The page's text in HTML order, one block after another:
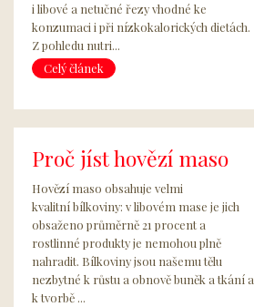
i libové a netučné řezy vhodné ke
konzumaci i při nízkokalorických dietách.
Z pohledu nutri...
Celý článek
Proč jíst hovězí maso
Hovězí maso obsahuje velmi
kvalitní bílkoviny: v libovém mase je jich
obsaženo průměrně 21 procent a
rostlinné produkty je nemohou plně
nahradit. Bílkoviny jsou našemu tělu
nezbytné k růstu a obnově buněk a tkání a
k tvorbě ...